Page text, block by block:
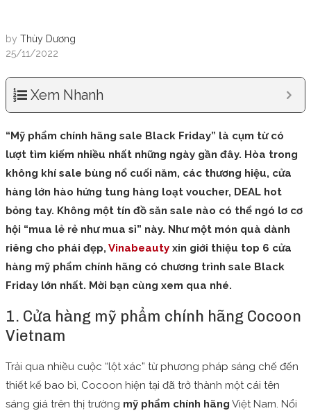
by Thùy Dương
25/11/2022
Xem Nhanh
“Mỹ phẩm chính hãng sale Black Friday” là cụm từ có
lượt tìm kiếm nhiều nhất những ngày gần đây. Hòa trong
không khí sale bùng nổ cuối năm, các thương hiệu, cửa
hàng lớn hào hứng tung hàng loạt voucher, DEAL hot
bỏng tay. Không một tín đồ săn sale nào có thể ngó lơ cơ
hội “mua lẻ rẻ như mua sỉ” này. Như một món quà dành
riêng cho phái đẹp, Vinabeauty xin giới thiệu top 6 cửa
hàng mỹ phẩm chính hãng có chương trình sale Black
Friday lớn nhất. Mời bạn cùng xem qua nhé.
1. Cửa hàng mỹ phẩm chính hãng Cocoon
Vietnam
Trải qua nhiều cuộc “lột xác” từ phương pháp sáng chế đến
thiết kế bao bì, Cocoon hiện tại đã trở thành một cái tên
sáng giá trên thị trường mỹ phẩm chính hãng Việt Nam. Nổi